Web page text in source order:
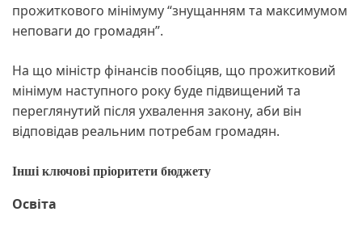
прожиткового мінімуму “знущанням та максимумом
неповаги до громадян”.
На що міністр фінансів пообіцяв, що прожитковий
мінімум наступного року буде підвищений та
переглянутий після ухвалення закону, аби він
відповідав реальним потребам громадян.
Інші ключові пріоритети бюджету
Освіта